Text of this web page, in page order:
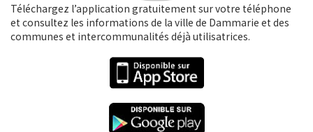
Téléchargez l’application gratuitement sur votre téléphone
et consultez les informations de la ville de Dammarie et des
communes et intercommunalités déjà utilisatrices.